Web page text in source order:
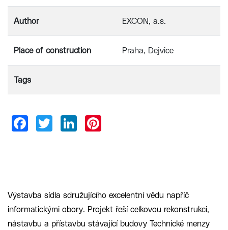
Author EXCON, a.s.
Place of construction Praha, Dejvice
Tags
Výstavba sídla sdružujícího excelentní vědu napříč
informatickými obory. Projekt řeší celkovou rekonstrukci,
nástavbu a přístavbu stávající budovy Technické menzy